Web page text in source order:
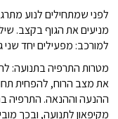
לפני שמתחילים לנוע
מניעים את הגוף בקצב.
למורכב: מפעילים יחד שני
מטרות התרפיה בתנועה:
את מצב הרוח, להפחית
ההנעה וההנאה. התרפיה
מקיפאון לתנועה, ובכך